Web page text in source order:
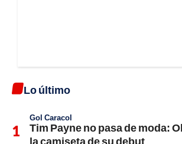
Lo último
Gol Caracol
Tim Payne no pasa de moda:
la camiseta de su debut